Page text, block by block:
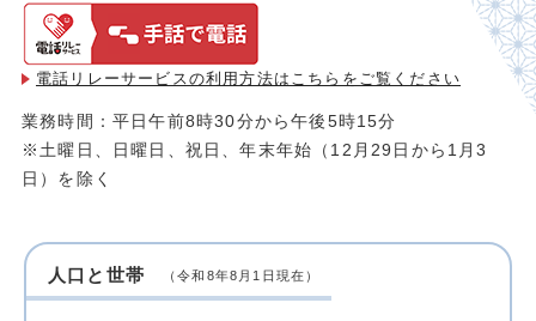
電話リレーサービスの利用方法は こちらをご覧ください
業務時間：平日午前8時30分から午後5時15分
※土曜日、日曜日、祝日、年末年始（12月29日から1月3
日）を除く
人口と世帯 （令和8年8月1日現在）